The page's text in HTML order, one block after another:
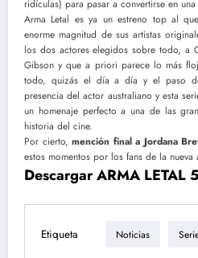
ridículas) para pasar a convertirse en
Arma Letal es ya un estreno top al
enorme magnitud de sus artistas
los dos actores elegidos sobre todo, a
Gibson y que a priori parece lo más
todo, quizás el día a día y el paso
presencia del actor australiano y esta
un homenaje perfecto a una de las
historia del cine.
Por cierto,mención final a Jordana
estos momentos por los fans de la nueva
Descargar ARMA LETAL
Etiqueta Noticias